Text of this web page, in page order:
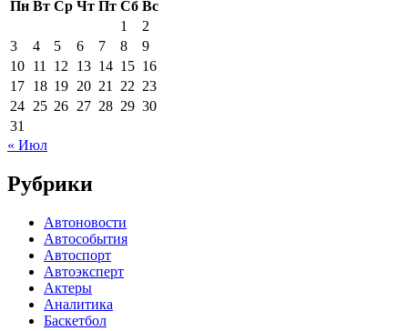
Пн Вт Ср Чт Пт Сб Вс
1
2
3
4 5 6 7 8
9
10 11 12 13 14 15 16
17 18 19 20 21 22 23
24 25 26 27 28 29 30
31
« Июл
Рубрики
Автоновости
Автособытия
Автоспорт
Автоэксперт
Актеры
Аналитика
Баскетбол